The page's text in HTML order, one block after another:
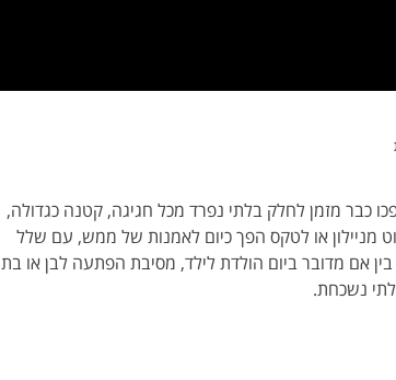
כבר מזמן לחלק בלתי נפרד מכל חגיגה, קטנה כגדולה,
מניילון או לטקס הפך כיום לאמנות של ממש, עם שלל
בין אם מדובר ביום הולדת לילד, מסיבת הפתעה לבן או בת
נשכחת.